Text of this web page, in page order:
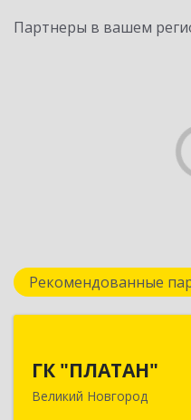
Партнеры в вашем
Рекомендованные
ГК "ПЛАТАН"
Великий Новгород
г, Большая Санкт-